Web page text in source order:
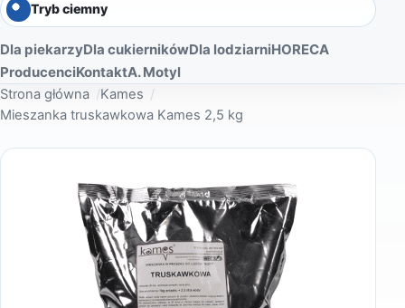
Tryb ciemny
Dla piekarzyDla cukiernikówDla lodziarniHORECA
ProducenciKontaktA. Motyl
Strona główna
Kames
Mieszanka truskawkowa Kames 2,5 kg